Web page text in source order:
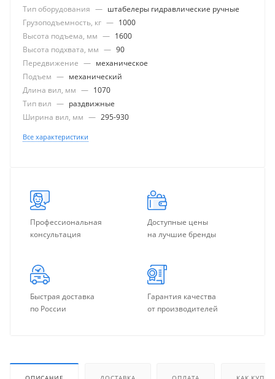
Тип оборудования — штабелеры гидравлические ручные
Грузоподъемность, кг — 1000
Высота подъема, мм — 1600
Высота подхвата, мм — 90
Передвижение — механическое
Подъем — механический
Длина вил, мм — 1070
Тип вил — раздвижные
Ширина вил, мм — 295-930
Все характеристики
Профессиональная
консультация
Доступные цены
на лучшие бренды
Быстрая доставка
по России
Гарантия качества
от производителей